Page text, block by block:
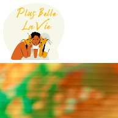
Skip
content